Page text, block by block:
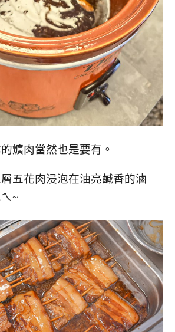
爌肉當然也是要有。
五花肉浸泡在油亮鹹香的滷
~